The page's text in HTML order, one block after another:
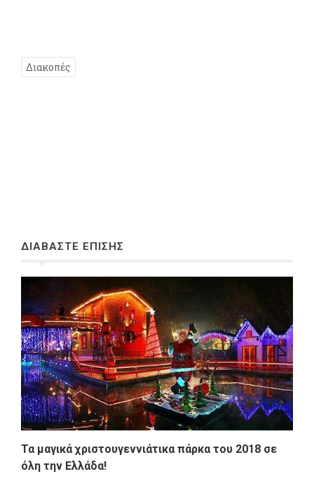
Διακοπές
ΔΙΑΒΑΣΤΕ ΕΠΙΣΗΣ
Τα μαγικά χριστουγεννιάτικα πάρκα του 2018 σε
όλη την Ελλάδα!